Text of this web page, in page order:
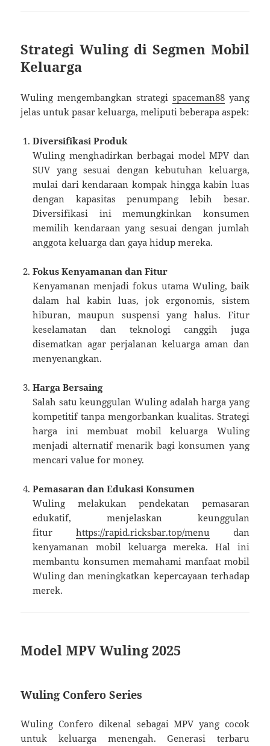
Strategi Wuling di Segmen Mobil
Keluarga
Wuling mengembangkan strategi spaceman88yang
jelas untuk pasar keluarga, meliputi beberapa aspek:
Diversifikasi Produk
Wuling menghadirkan berbagai model MPV dan
SUV yang sesuai dengan kebutuhan keluarga,
mulai dari kendaraan kompak hingga kabin luas
dengan kapasitas penumpang lebih besar.
Diversifikasi ini memungkinkan konsumen
memilih kendaraan yang sesuai dengan jumlah
anggota keluarga dan gaya hidup mereka.
Fokus Kenyamanan dan Fitur
Kenyamanan menjadi fokus utama Wuling, baik
dalam hal kabin luas, jok ergonomis, sistem
hiburan, maupun suspensi yang halus. Fitur
keselamatan dan teknologi canggih juga
disematkan agar perjalanan keluarga aman dan
menyenangkan.
Harga Bersaing
Salah satu keunggulan Wuling adalah harga yang
kompetitif tanpa mengorbankan kualitas. Strategi
harga ini membuat mobil keluarga Wuling
menjadi alternatif menarik bagi konsumen yang
mencari value for money.
Pemasaran dan Edukasi Konsumen
Wuling melakukan pendekatan pemasaran
edukatif, menjelaskan keunggulan
fitur https://rapid.ricksbar.top/menu dan
kenyamanan mobil keluarga mereka. Hal ini
membantu konsumen memahami manfaat mobil
Wuling dan meningkatkan kepercayaan terhadap
merek.
Model MPV Wuling 2025
Wuling Confero Series
Wuling Confero dikenal sebagai MPV yang cocok
untuk keluarga menengah. Generasi terbaru